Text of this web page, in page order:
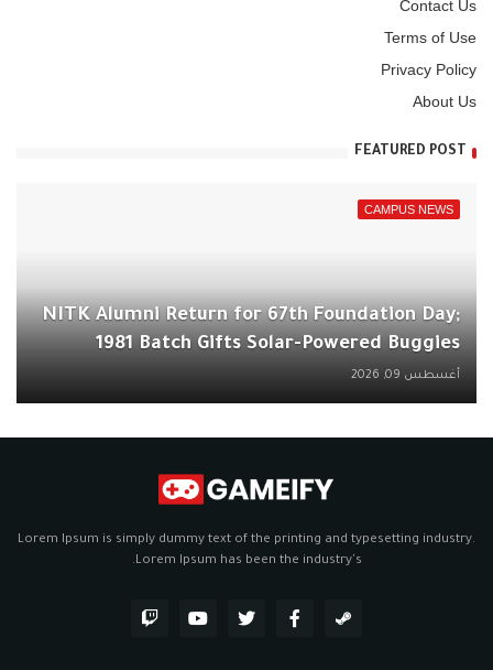
Contact Us
Terms of Use
Privacy Policy
About Us
FEATURED POST
CAMPUS NEWS
NITK Alumni Return for 67th Foundation Day;
1981 Batch Gifts Solar-Powered Buggies
أغسطس 09, 2026
Lorem Ipsum is simply dummy text of the printing and typesetting industry.
Lorem Ipsum has been the industry's.